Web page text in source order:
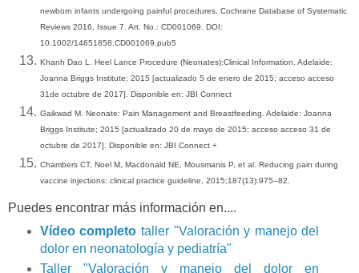
newborn infants undergoing painful procedures. Cochrane Database of Systematic
Reviews 2016, Issue 7. Art. No.: CD001069. DOI:
10.1002/14651858.CD001069.pub5
Khanh Dao L. Heel Lance Procedure (Neonates):Clinical Information. Adelaide:
Joanna Briggs Institute; 2015 [actualizado 5 de enero de 2015; acceso acceso
31de octubre de 2017]. Disponible en: JBI Connect
Gaikwad M. Neonate: Pain Management and Breastfeeding. Adelaide: Joanna
Briggs Institute; 2015 [actualizado 20 de mayo de 2015; acceso acceso 31 de
octubre de 2017]. Disponible en: JBI Connect +
Chambers CT, Noel M, Macdonald NE, Mousmanis P, et al. Reducing pain during
vaccine injections: clinical practice guideline, 2015;187(13):975–82.
Puedes encontrar más información en....
Vídeo completo taller "Valoración y manejo del
dolor en neonatología y pediatría"
Taller "Valoración y manejo del dolor en